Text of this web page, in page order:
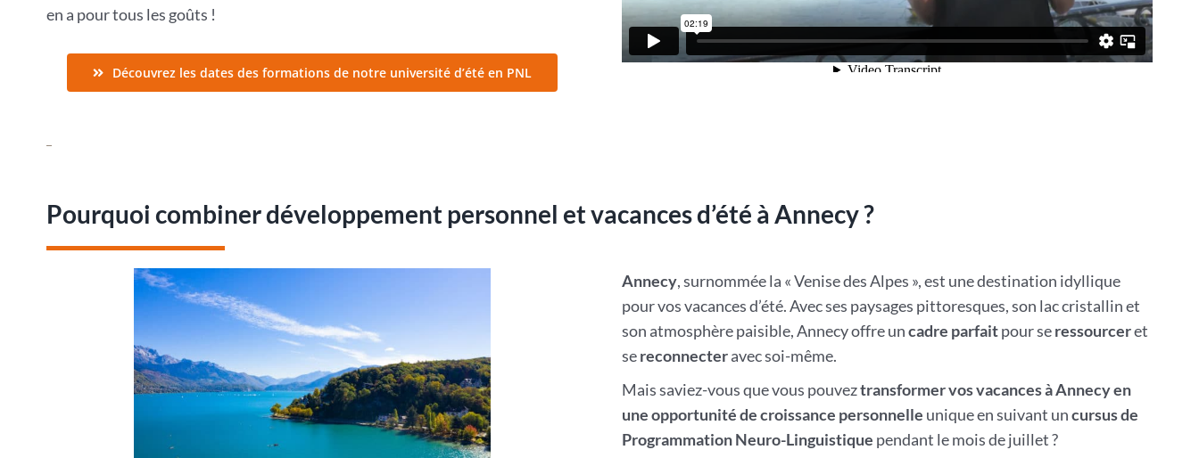
en a pour tous les goûts !
Découvrez les dates des formations de notre université d’été en PNL
Pourquoi combiner développement personnel et vacances d’été à Annecy ?
Annecy, surnommée la « Venise des Alpes », est une destination idyllique
pour vos vacances d’été. Avec ses paysages pittoresques, son lac cristallin et
son atmosphère paisible, Annecy offre uncadre parfaitpour seressourceret
sereconnecteravec soi-même.
Mais saviez-vous que vous pouveztransformer vos vacances à Annecy en
une opportunité de croissance personnelle unique en suivant uncursus de
Programmation Neuro-Linguistique pendant le mois de juillet ?